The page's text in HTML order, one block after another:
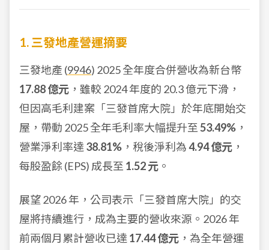
1. 三發地產營運摘要
三發地產 (9946) 2025 全年度合併營收為新台幣
17.88 億元 ，雖較 2024 年度的 20.3 億元下滑，
但因高毛利建案「三發首席大院」於年底開始交
屋，帶動 2025 全年毛利率大幅提升至 53.49% ，
營業淨利率達 38.81% ，稅後淨利為4.94 億元 ，
每股盈餘 (EPS) 成長至 1.52 元 。
展望 2026 年，公司表示「三發首席大院」的交
屋將持續進行，成為主要的營收來源。2026 年
前兩個月累計營收已達 17.44 億元 ，為全年營運